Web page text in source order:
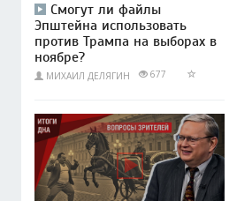
Смогут ли файлы
Эпштейна использовать
против Трампа на выборах в
ноябре?
МИХАИЛ ДЕЛЯГИН 677